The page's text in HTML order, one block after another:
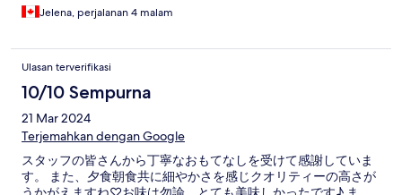
Jelena, perjalanan 4 malam
Ulasan terverifikasi
10/10 Sempurna
21 Mar 2024
Terjemahkan dengan Google
スタッフの皆さんから丁寧なおもてなしを受けて感謝していま
す。 また、夕食朝食共に細やかさを感じクオリティーの高さが